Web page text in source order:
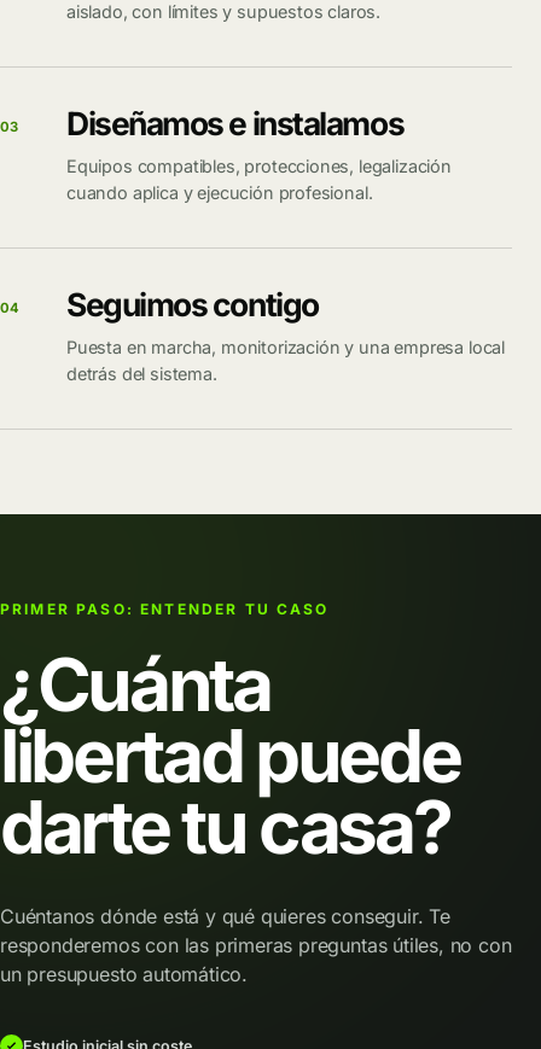
aislado, con límites y supuestos claros.
03 Diseñamos e instalamos
Equipos compatibles, protecciones, legalización
cuando aplica y ejecución profesional.
04 Seguimos contigo
Puesta en marcha, monitorización y una empresa local
detrás del sistema.
PRIMER PASO: ENTENDER TU CASO
¿Cuánta
libertad puede
darte tu casa?
Cuéntanos dónde está y qué quieres conseguir. Te
responderemos con las primeras preguntas útiles, no con
un presupuesto automático.